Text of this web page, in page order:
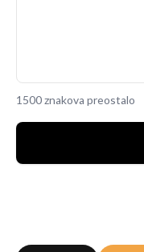
1500 znakova preostalo